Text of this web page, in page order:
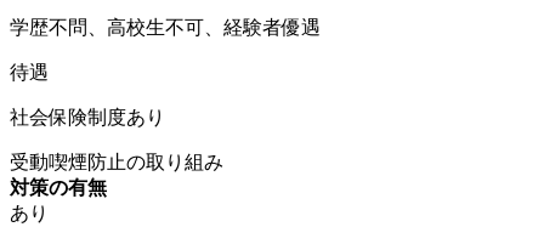
学歴不問、高校生不可、経験者優遇
待遇
社会保険制度あり
受動喫煙防止の取り組み
対策の有無
あり